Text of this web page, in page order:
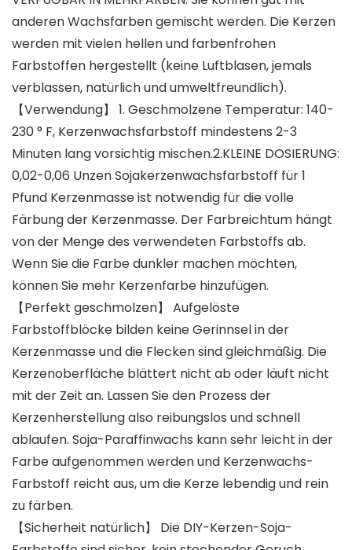
anderen Wachsfarben gemischt werden. Die Kerzen
werden mit vielen hellen und farbenfrohen
Farbstoffen hergestellt (keine Luftblasen, jemals
verblassen, natürlich und umweltfreundlich).
【Verwendung】 1. Geschmolzene Temperatur: 140-
230 ° F, Kerzenwachsfarbstoff mindestens 2-3
Minuten lang vorsichtig mischen.2.KLEINE DOSIERUNG:
0,02-0,06 Unzen Sojakerzenwachsfarbstoff für 1
Pfund Kerzenmasse ist notwendig für die volle
Färbung der Kerzenmasse. Der Farbreichtum hängt
von der Menge des verwendeten Farbstoffs ab.
Wenn Sie die Farbe dunkler machen möchten,
können Sie mehr Kerzenfarbe hinzufügen.
【Perfekt geschmolzen】 Aufgelöste
Farbstoffblöcke bilden keine Gerinnsel in der
Kerzenmasse und die Flecken sind gleichmäßig. Die
Kerzenoberfläche blättert nicht ab oder läuft nicht
mit der Zeit an. Lassen Sie den Prozess der
Kerzenherstellung also reibungslos und schnell
ablaufen. Soja-Paraffinwachs kann sehr leicht in der
Farbe aufgenommen werden und Kerzenwachs-
Farbstoff reicht aus, um die Kerze lebendig und rein
zu färben.
【Sicherheit natürlich】 Die DIY-Kerzen-Soja-